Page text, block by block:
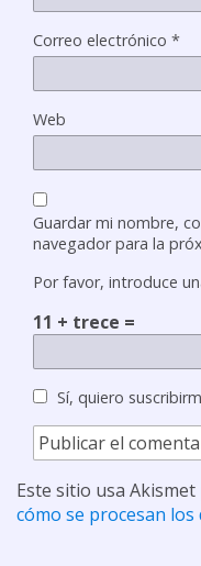
Correo electrónico *
Web
Guardar mi nombre,
navegador para la
Por favor, introduce
11 + trece =
Sí, quiero
Este sitio usa
cómo se procesan